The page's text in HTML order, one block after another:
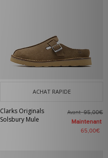
ACHAT RAPIDE
Clarks Originals
Solsbury Mule
Avant95,00€
Maintenant
65,00€